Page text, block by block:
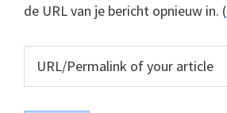
de URL van je bericht opnieuw in. (